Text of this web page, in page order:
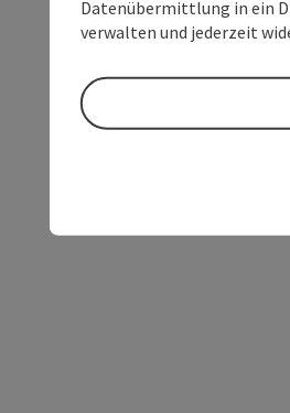
Datenübermittlung in ein
verwalten und jederzeit